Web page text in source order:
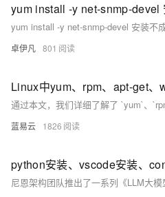
卓伊凡 801
蓝易云 1826